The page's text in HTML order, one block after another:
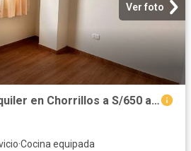
Ver foto
Departamento en alquiler en Chorrillos a S/650 al mes
·Cocina equipada